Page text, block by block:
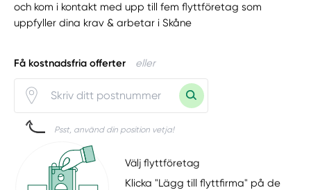
och kom i kontakt med upp till fem flyttföretag som
uppfyller dina krav & arbetar i Skåne
Få kostnadsfria offerter eller
Psst, använd din position vetja!
Välj flyttföretag
Klicka "Lägg till flyttfirma" på de